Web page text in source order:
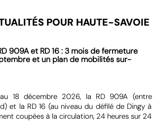
POUR HAUTE-SAVOIE
909A et RD 16 : 3 mois de fermeture
et un plan de mobilités sur-
18 décembre 2026, la RD 909A (entre
et la RD 16 (au niveau du défilé de Dingy à
coupées à la circulation, 24 heures sur 24